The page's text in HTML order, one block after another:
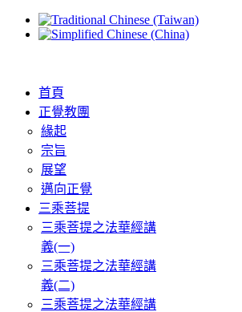
首頁
正覺教團
緣起
宗旨
展望
邁向正覺
三乘菩提
三乘菩提之法華經講
義(一)
三乘菩提之法華經講
義(二)
三乘菩提之法華經講